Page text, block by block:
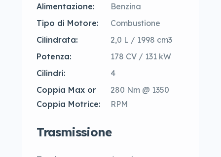
Alimentazione:
Benzina
Tipo di Motore:
Combustione
Cilindrata:
2,0 L / 1998 cm3
Potenza:
178 CV / 131 kW
Cilindri:
4
Coppia Max or
Coppia Motrice:
280 Nm @ 1350
RPM
Trasmissione